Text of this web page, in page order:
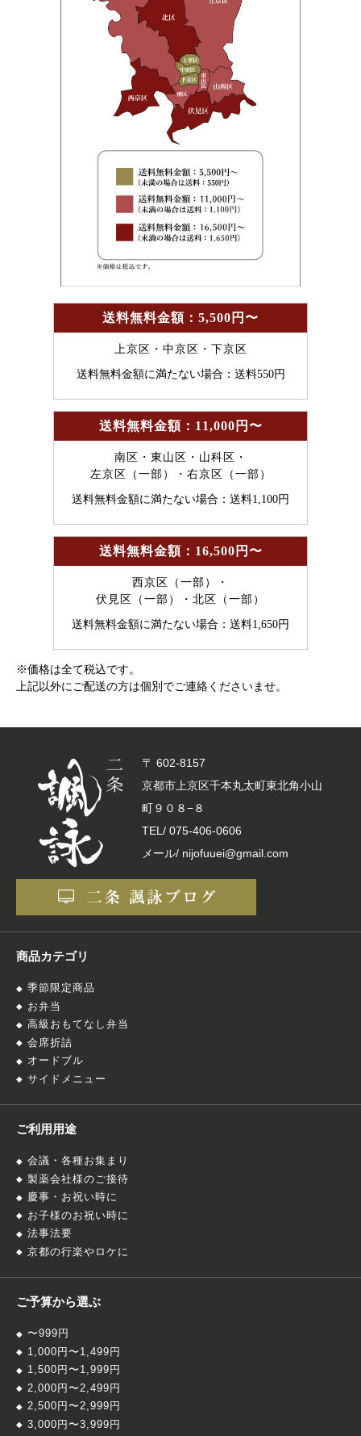
送料無料金額：5,500円〜
上京区・中京区・下京区
送料無料金額に満たない場合：送料550円
送料無料金額：11,000円〜
南区・東山区・山科区・
左京区（一部）・右京区（一部）
送料無料金額に満たない場合：送料1,100円
送料無料金額：16,500円〜
西京区（一部）・
伏見区（一部）・北区（一部）
送料無料金額に満たない場合：送料1,650円
※価格は全て税込です。
上記以外にご配送の方は個別でご連絡くださいませ。
〒 602-8157
京都市上京区千本丸太町東北角小山
町９０８−８
TEL/ 075-406-0606
メール/ nijofuuei@gmail.com
商品カテゴリ
季節限定商品
お弁当
高級おもてなし弁当
会席折詰
オードブル
サイドメニュー
ご利用用途
会議・各種お集まり
製薬会社様のご接待
慶事・お祝い時に
お子様のお祝い時に
法事法要
京都の行楽やロケに
ご予算から選ぶ
〜999円
1,000円〜1,499円
1,500円〜1,999円
2,000円〜2,499円
2,500円〜2,999円
3,000円〜3,999円